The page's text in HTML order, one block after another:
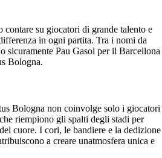
contare su giocatori di grande talento e
in ogni partita. Tra i nomi da
sicuramente Pau Gasol per il Barcellona
Bologna.
Bologna non coinvolge solo i giocatori
riempiono gli spalti degli stadi per
cuore. I cori, le bandiere e la dedizione
a creare unatmosfera unica e